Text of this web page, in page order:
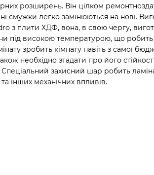
розширень. Він цілком
смужки легко замінюються на нові.
з плити ХДФ, вона, в свою чергу,
під високою температурою, що
зробить кімнату навіть з самої
необхідно згадати про його
захисний шар робить
інших механічних впливів.